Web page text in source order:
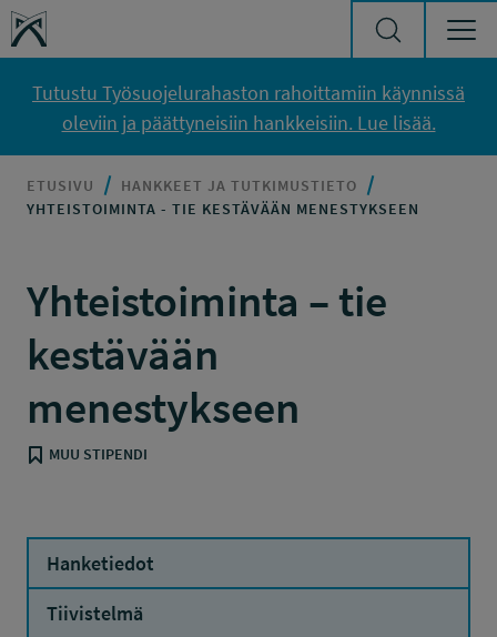
Siirry sisältöön
Työsuojelurahasto
Tutustu Työsuojelurahaston rahoittamiin käynnissä
oleviin ja päättyneisiin hankkeisiin. Lue lisää.
ETUSIVU
HANKKEET JA TUTKIMUSTIETO
YHTEISTOIMINTA - TIE KESTÄVÄÄN MENESTYKSEEN
Yhteistoiminta – tie
kestävään
menestykseen
MUU STIPENDI
Hanketiedot
Tiivistelmä